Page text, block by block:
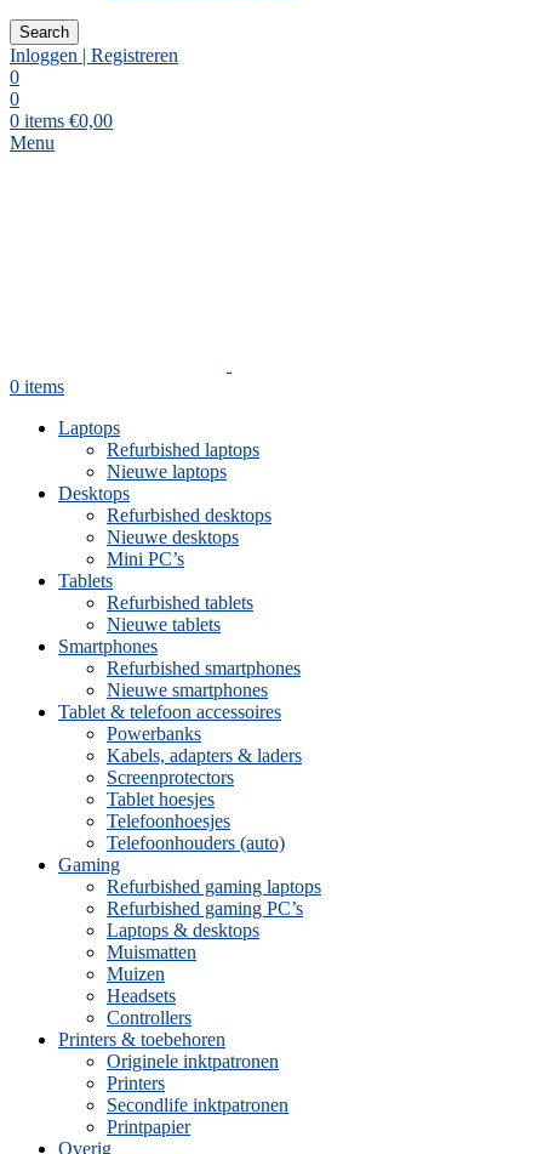
Search
Inloggen | Registreren
0
0
0 items €0,00
Menu
0 items
Laptops
Refurbished laptops
Nieuwe laptops
Desktops
Refurbished desktops
Nieuwe desktops
Mini PC’s
Tablets
Refurbished tablets
Nieuwe tablets
Smartphones
Refurbished smartphones
Nieuwe smartphones
Tablet & telefoon accessoires
Powerbanks
Kabels, adapters & laders
Screenprotectors
Tablet hoesjes
Telefoonhoesjes
Telefoonhouders (auto)
Gaming
Refurbished gaming laptops
Refurbished gaming PC’s
Laptops & desktops
Muismatten
Muizen
Headsets
Controllers
Printers & toebehoren
Originele inktpatronen
Printers
Secondlife inktpatronen
Printpapier
Overig